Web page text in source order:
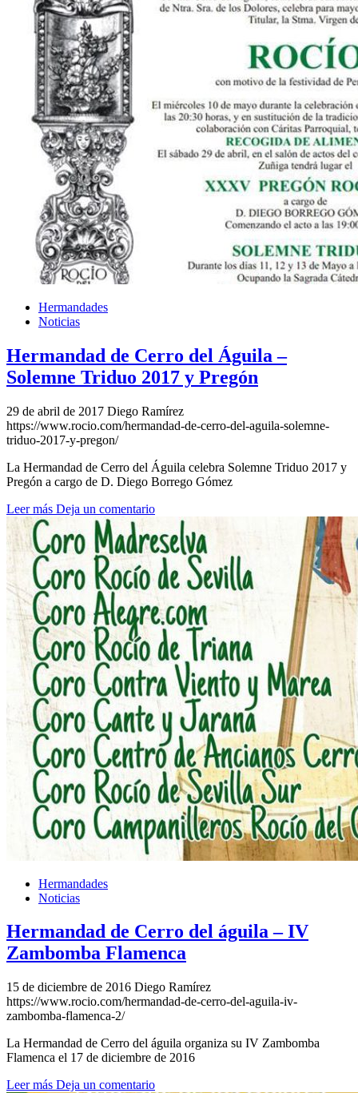
Hermandades
Noticias
Hermandad de Cerro del Águila –
Solemne Triduo 2017 y Pregón
29 de abril de 2017 Diego Ramírez
https://www.rocio.com/hermandad-de-cerro-del-aguila-solemne-
triduo-2017-y-pregon/
La Hermandad de Cerro del Águila celebra Solemne Triduo 2017 y
Pregón a cargo de D. Diego Borrego Gómez
Leer más Deja un comentario
Hermandades
Noticias
Hermandad de Cerro del águila – IV
Zambomba Flamenca
15 de diciembre de 2016 Diego Ramírez
https://www.rocio.com/hermandad-de-cerro-del-aguila-iv-
zambomba-flamenca-2/
La Hermandad de Cerro del águila organiza su IV Zambomba
Flamenca el 17 de diciembre de 2016
Leer más Deja un comentario